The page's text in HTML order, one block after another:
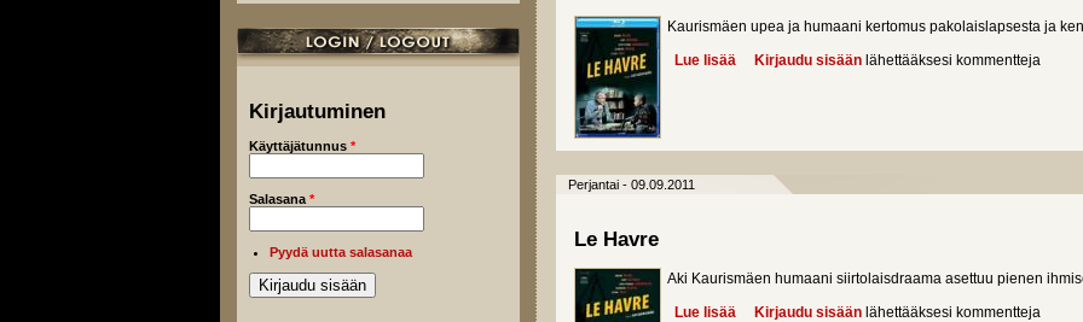
Kirjautuminen
Käyttäjätunnus *
Salasana *
Pyydä uutta salasanaa
Kaurismäen upea ja humaani kertomus pakolaislapsesta ja
Lue lisää about Le Havre (Blu-ray)
Kirjaudu sisään lähettääksesi kommentteja
Perjantai - 09.09.2011
Le Havre
Aki Kaurismäen humaani siirtolaisdraama asettuu pienen
Lue lisää about Le Havre
Kirjaudu sisään lähettääksesi kommentteja